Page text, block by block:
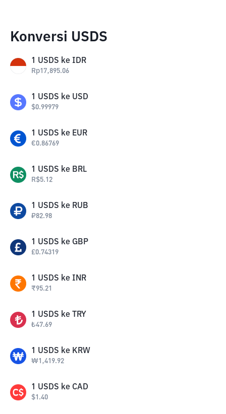
Konversi USDS
1 USDS ke IDR
Rp17,895.06
1 USDS ke USD
$0.99979
1 USDS ke EUR
€0.86769
1 USDS ke BRL
R$5.12
1 USDS ke RUB
₽82.98
1 USDS ke GBP
£0.74319
1 USDS ke INR
₹95.21
1 USDS ke TRY
₺47.69
1 USDS ke KRW
₩1,419.92
1 USDS ke CAD
$1.40